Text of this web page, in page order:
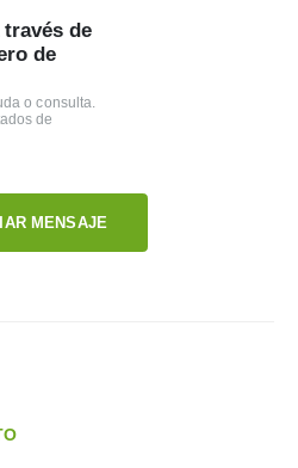
y llega a su destino en
que asegura que la persona
de belleza y vitalidad.
través de
de
o consulta.
de
MENSAJE